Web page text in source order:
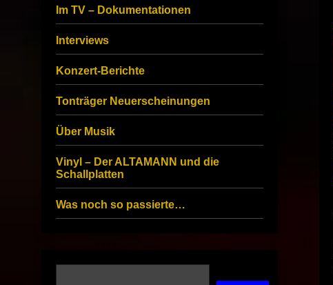
Im TV – Dokumentationen
Interviews
Konzert-Berichte
Tonträger Neuerscheinungen
Über Musik
Vinyl – Der ALTAMANN und die
Schallplatten
Was noch so passierte…